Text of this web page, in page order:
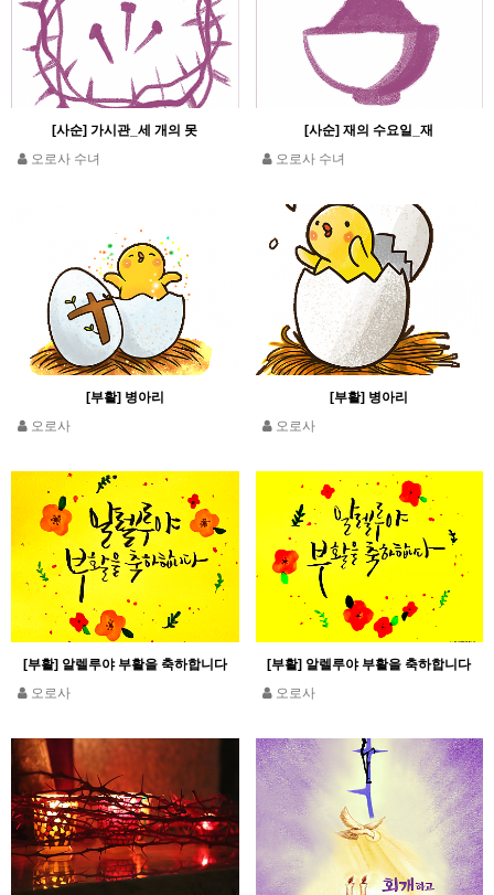
[사순] 가시관_세 개의 못
오로사 수녀
[사순] 재의 수요일_재
오로사 수녀
[부활] 병아리
오로사
[부활] 병아리
오로사
[부활] 알렐루야 부활을 축하합니다
오로사
[부활] 알렐루야 부활을 축하합니다
오로사